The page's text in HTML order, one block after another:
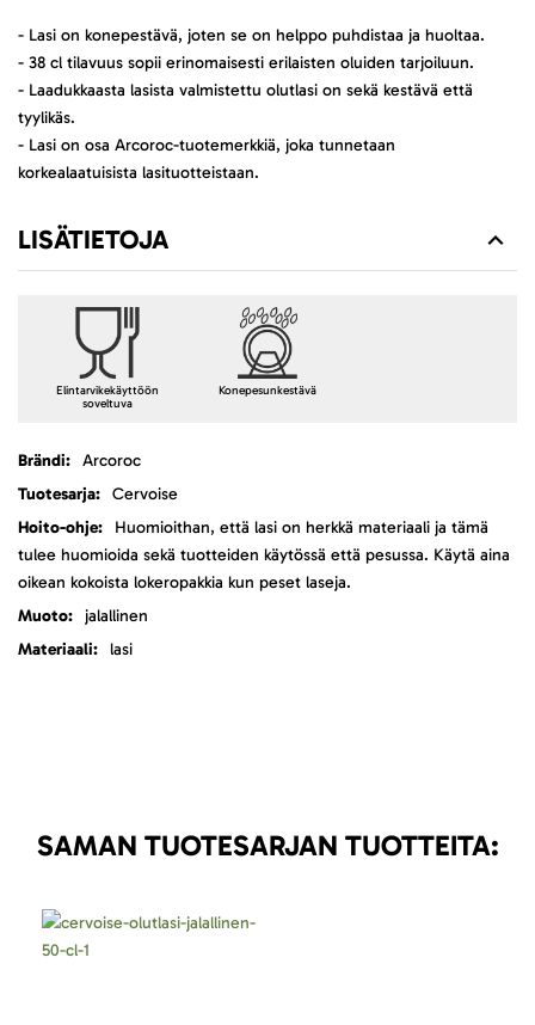
- Lasi on konepestävä, joten se on helppo puhdistaa ja huoltaa.
- 38 cl tilavuus sopii erinomaisesti erilaisten oluiden tarjoiluun.
- Laadukkaasta lasista valmistettu olutlasi on sekä kestävä että
tyylikäs.
- Lasi on osa Arcoroc-tuotemerkkiä, joka tunnetaan
korkealaatuisista lasituotteistaan.
LISÄTIETOJA
Elintarvikekäyttöön
soveltuva
Konepesunkestävä
LisätietojaArcoroc
Cervoise
Huomioithan, että lasi on herkkä materiaali ja tämä
tulee huomioida sekä tuotteiden käytössä että pesussa. Käytä aina
oikean kokoista lokeropakkia kun peset laseja.
jalallinen
lasi
SAMAN TUOTESARJAN TUOTTEITA: